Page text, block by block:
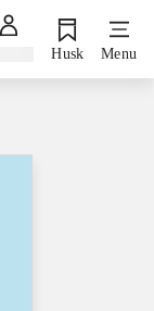
Husk Menu